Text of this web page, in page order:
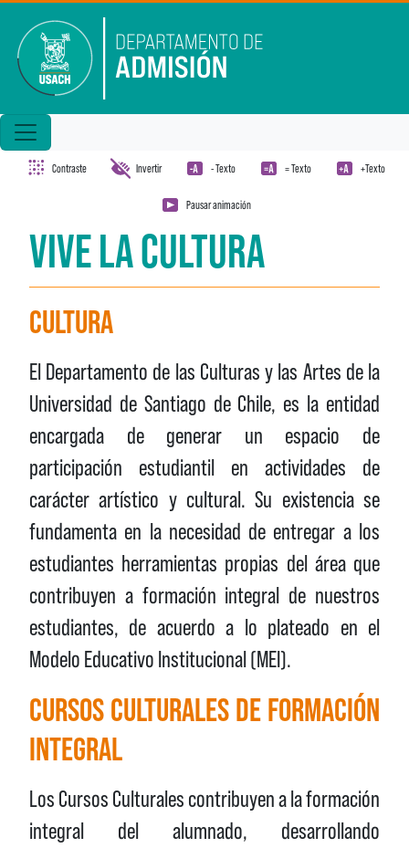
Contraste Invertir - Texto = Texto +Texto
Pausar animación
VIVE LA CULTURA
CULTURA
El Departamento de las Culturas y las Artes de la
Universidad de Santiago de Chile, es la entidad
encargada de generar un espacio de
participación estudiantil en actividades de
carácter artístico y cultural. Su existencia se
fundamenta en la necesidad de entregar a los
estudiantes herramientas propias del área que
contribuyen a formación integral de nuestros
estudiantes, de acuerdo a lo plateado en el
Modelo Educativo Institucional (MEI).
CURSOS CULTURALES DE FORMACIÓN
INTEGRAL
Los Cursos Culturales contribuyen a la formación
integral del alumnado, desarrollando